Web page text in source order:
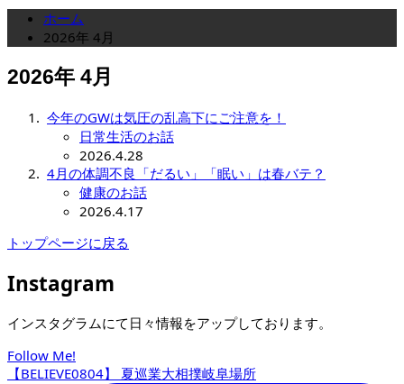
ホーム
2026年 4月
2026年 4月
今年のGWは気圧の乱高下にご注意を！
日常生活のお話
2026.4.28
4月の体調不良「だるい」「眠い」は春バテ？
健康のお話
2026.4.17
トップページに戻る
Instagram
インスタグラムにて日々情報をアップしております。
Follow Me!
【BELIEVE0804】 夏巡業大相撲岐阜場所